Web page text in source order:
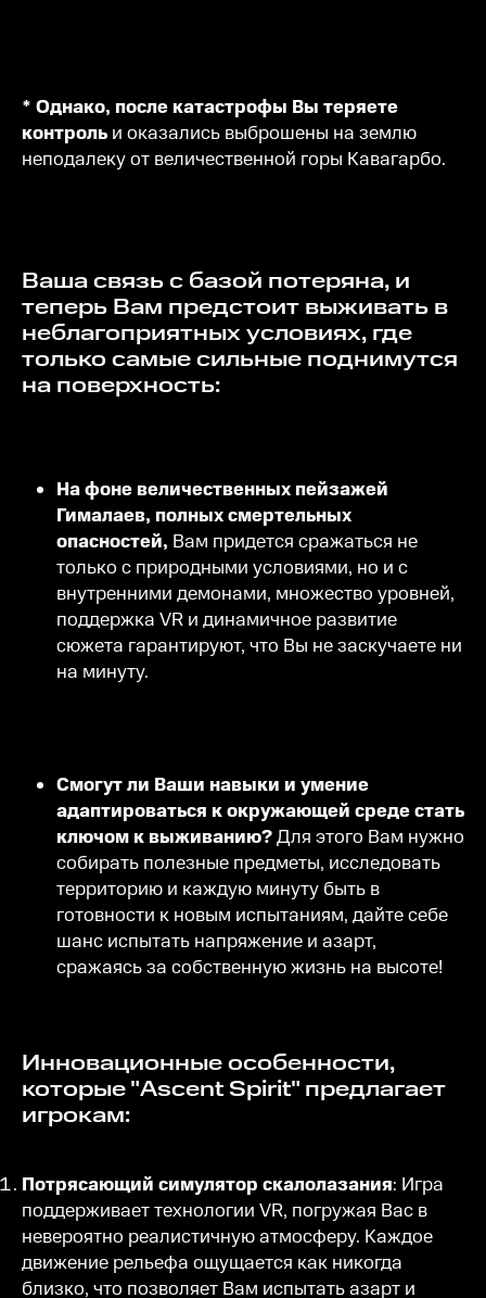
* Однако, после катастрофы Вы теряете
контроль и оказались выброшены на землю
неподалеку от величественной горы Кавагарбо.
Ваша связь с базой потеряна, и
теперь Вам предстоит выживать в
неблагоприятных условиях, где
только самые сильные поднимутся
на поверхность:
На фоне величественных пейзажей
Гималаев, полных смертельных
опасностей, Вам придется сражаться не
только с природными условиями, но и с
внутренними демонами, множество уровней,
поддержка VR и динамичное развитие
сюжета гарантируют, что Вы не заскучаете ни
на минуту.
Смогут ли Ваши навыки и умение
адаптироваться к окружающей среде стать
ключом к выживанию?Для этого Вам нужно
собирать полезные предметы, исследовать
территорию и каждую минуту быть в
готовности к новым испытаниям, дайте себе
шанс испытать напряжение и азарт,
сражаясь за собственную жизнь на высоте!
Инновационные особенности,
которые "Ascent Spirit" предлагает
игрокам:
Потрясающий симулятор скалолазания: Игра
поддерживает технологии VR, погружая Вас в
невероятно реалистичную атмосферу. Каждое
движение рельефа ощущается как никогда
близко, что позволяет Вам испытать азарт и